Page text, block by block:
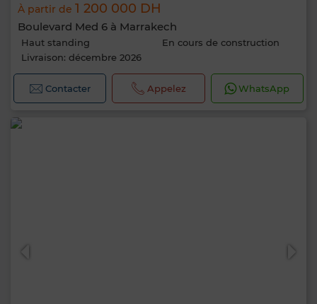
À partir de 1 200 000 DH
Boulevard Med 6 à Marrakech
Haut standing
En cours de construction
Livraison: décembre 2026
Contacter Appelez WhatsApp